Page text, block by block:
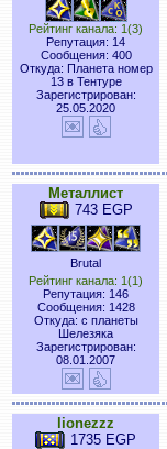
Рейтинг канала: 1(3)
Репутация: 14
Сообщения: 400
Откуда: Планета номер
13 в Тентуре
Зарегистрирован:
25.05.2020
Металлист
743 EGP
Brutal
Рейтинг канала: 1(1)
Репутация: 146
Сообщения: 1428
Откуда: с планеты
Шелезяка
Зарегистрирован:
08.01.2007
lionezzz
1735 EGP